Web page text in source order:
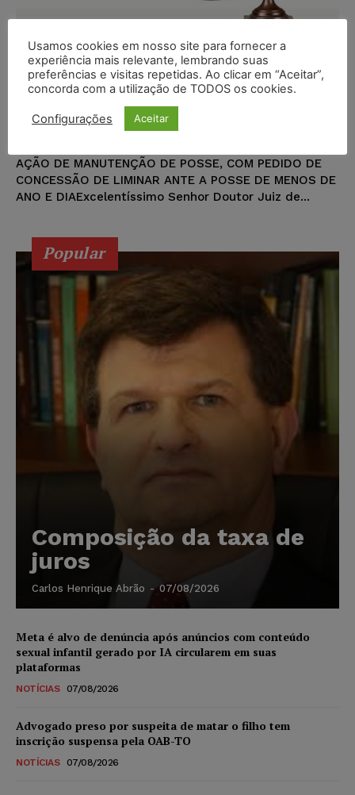
Modelo de Petição de Ação de
Manutenção de Posse
DIREITO IMOBILIÁRIO
AÇÃO DE MANUTENÇÃO DE POSSE, COM PEDIDO DE
CONCESSÃO DE LIMINAR ANTE A POSSE DE MENOS DE
ANO E DIAExcelentíssimo Senhor Doutor Juiz de...
Popular
Composição da taxa de
juros
Carlos Henrique Abrão - 07/08/2026
Meta é alvo de denúncia após anúncios com conteúdo
sexual infantil gerado por IA circularem em suas
plataformas
NOTÍCIAS 07/08/2026
Advogado preso por suspeita de matar o filho tem
inscrição suspensa pela OAB-TO
NOTÍCIAS 07/08/2026
Usamos cookies em nosso site para fornecer a
experiência mais relevante, lembrando suas
preferências e visitas repetidas. Ao clicar em “Aceitar”,
concorda com a utilização de TODOS os cookies.
Configurações Aceitar